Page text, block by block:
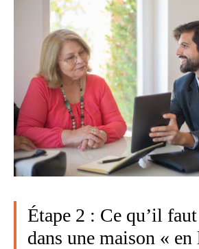
Étape 2 : Ce qu’il
dans une maison « en